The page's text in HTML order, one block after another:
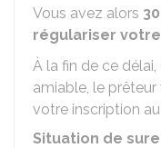
Vous avez alors 30
régulariser
À la fin de ce
amiable, le
votre inscription au
Situation de